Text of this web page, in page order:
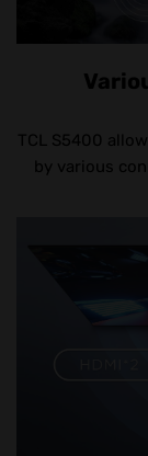
TCL S5400
by various